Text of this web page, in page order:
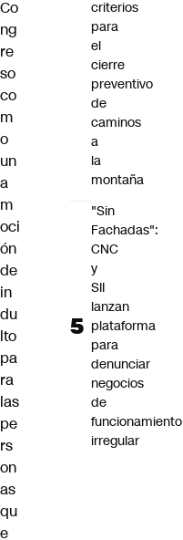
Co
ng
re
so
co
m
o
un
a
m
oci
ón
de
in
du
lto
pa
ra
las
pe
rs
on
as
qu
e
criterios
para
el
cierre
preventivo
de
caminos
a
la
montaña
"Sin
Fachadas":
CNC
y
SII
lanzan
plataforma
para
denunciar
negocios
de
funcionamiento
irregular